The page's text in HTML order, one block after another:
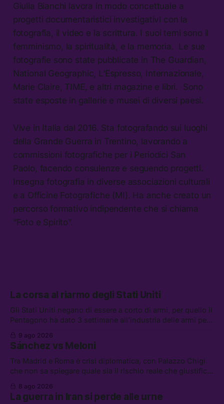
Giulia Bianchi lavora in modo concettuale a
progetti documentaristici investigativi con la
fotografia, il video e la scrittura. I suoi temi sono il
femminismo, la spiritualità, e la memoria. Le sue
fotografie sono state pubblicate in The Guardian,
National Geographic, L’Espresso, Internazionale,
Marie Claire, TIME, e altri magazine e libri. Sono
state esposte in gallerie e musei di diversi paesi.
Vive in Italia dal 2016. Sta fotografando sui luoghi
della Grande Guerra in Trentino, lavorando a
commissioni fotografiche per i Periodici San
Paolo, facendo consulenze e seguendo progetti.
Insegna fotografia in diverse associazioni culturali
e a Officine Fotografiche (MI). Ha anche creato un
percorso formativo indipendente che si chiama
“Foto e Spirito”.
La corsa al riarmo degli Stati Uniti
Gli Stati Uniti negano di essere a corto di armi, per quello il
Pentagono ha dato 3 settimane all’industria delle armi per
continuerà ad usare i servizi di Palantir, la protesta contro
La Russa, e la centrale elettrica di Amazon in Texas
9 ago 2026
Sánchez vs Meloni
Tra Madrid e Roma è crisi diplomatica, con Palazzo Chigi
che non sa spiegare quale sia il rischio reale che giustifica
di difesa tra Arabia Saudita, Pakistan e Turchia, la crisi del
carburante irregolare, e un altro caso di IA ribelle
8 ago 2026
La guerra in Iran si perde alle urne